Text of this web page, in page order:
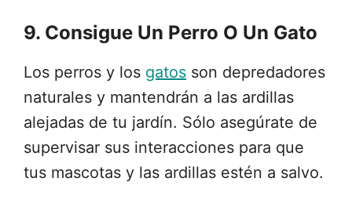
9. Consigue Un Perro O Un Gato
Los perros y los gatos son depredadores
naturales y mantendrán a las ardillas
alejadas de tu jardín. Sólo asegúrate de
supervisar sus interacciones para que
tus mascotas y las ardillas estén a salvo.